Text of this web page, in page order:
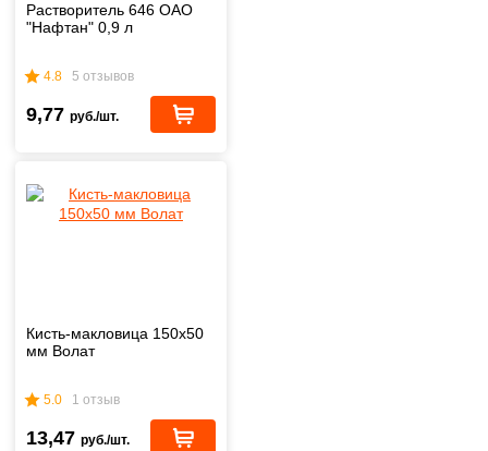
Растворитель 646 ОАО
"Нафтан" 0,9 л
4.8 5 отзывов
9,77 руб./шт.
Кисть-макловица 150х50
мм Волат
5.0 1 отзыв
13,47 руб./шт.